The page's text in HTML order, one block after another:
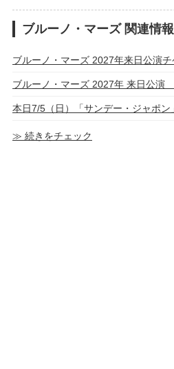
ブルーノ・マーズ 関連情報
≫ 続きをチェック